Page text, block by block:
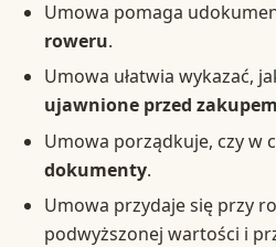
Umowa pomaga
roweru.
Umowa ułatwia wykazać,
ujawnione przed zakupem
Umowa porządkuje, czy w
dokumenty.
Umowa przydaje się przy
podwyższonej wartości i